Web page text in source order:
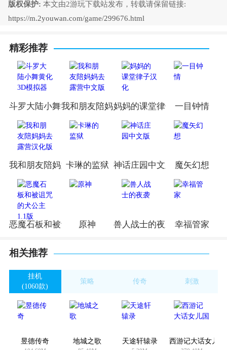
版权保护: 本文由2游玩下载站发布，转载请保留链接:
https://m.2youwan.com/game/299676.html
精彩推荐
斗罗大陆小舞黄化3D模拟器我和朋友陪妈妈去露营中文版
妈妈的课堂律子汉化一目钟情
我和朋友陪妈妈去露营汉化版
卡琳的监狱 神话庄园中文版 魔矢幻想
恶魔石板和被诅咒的犬公主1.1版
原神 兽人战士的夜袭 幸福管家
相关推荐
挂机
(1060款)
策略
传奇
刺激
昱德传奇 地城之歌 天途轩辕录 西游记大话女儿国